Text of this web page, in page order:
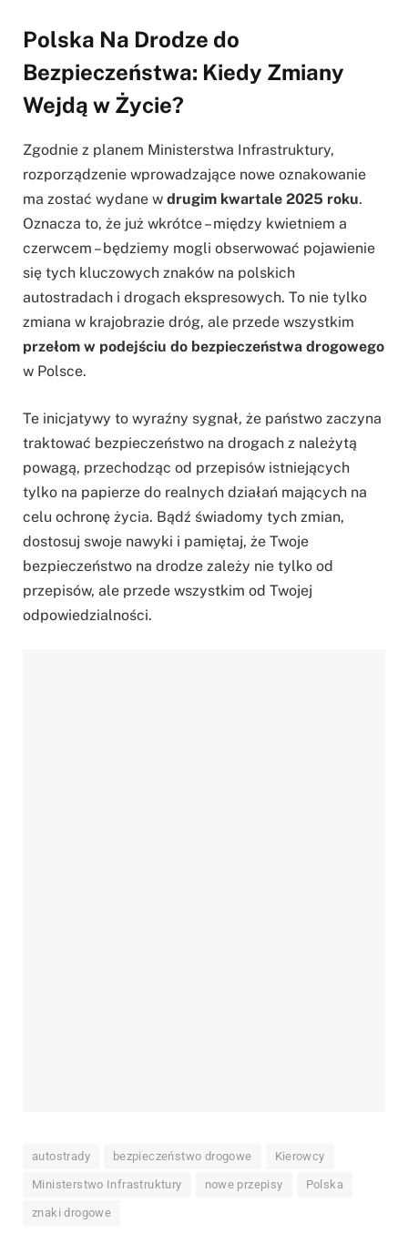
Polska Na Drodze do
Bezpieczeństwa: Kiedy Zmiany
Wejdą w Życie?
Zgodnie z planem Ministerstwa Infrastruktury,
rozporządzenie wprowadzające nowe oznakowanie
ma zostać wydane w drugim kwartale 2025 roku.
Oznacza to, że już wkrótce – między kwietniem a
czerwcem – będziemy mogli obserwować pojawienie
się tych kluczowych znaków na polskich
autostradach i drogach ekspresowych. To nie tylko
zmiana w krajobrazie dróg, ale przede wszystkim
przełom w podejściu do bezpieczeństwa drogowego
w Polsce.
Te inicjatywy to wyraźny sygnał, że państwo zaczyna
traktować bezpieczeństwo na drogach z należytą
powagą, przechodząc od przepisów istniejących
tylko na papierze do realnych działań mających na
celu ochronę życia. Bądź świadomy tych zmian,
dostosuj swoje nawyki i pamiętaj, że Twoje
bezpieczeństwo na drodze zależy nie tylko od
przepisów, ale przede wszystkim od Twojej
odpowiedzialności.
autostrady bezpieczeństwo drogowe Kierowcy
Ministerstwo Infrastruktury nowe przepisy Polska
znaki drogowe